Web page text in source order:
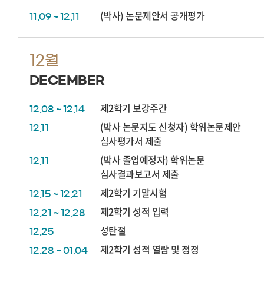
11.09 ~ 12.11 (박사) 논문제안서 공개평가
12월
DECEMBER
12.08 ~ 12.14 제2학기 보강주간
12.11
(박사 논문지도 신청자) 학위논문제안
심사평가서 제출
12.11
(박사 졸업예정자) 학위논문
심사결과보고서 제출
12.15 ~ 12.21 제2학기 기말시험
12.21 ~ 12.28 제2학기 성적 입력
12.25 성탄절
12.28 ~ 01.04 제2학기 성적 열람 및 정정